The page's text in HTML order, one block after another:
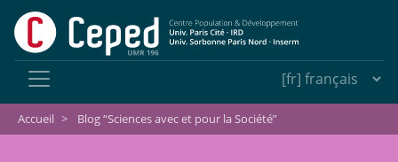
Accueil > Blog “Sciences avec et pour la Société”